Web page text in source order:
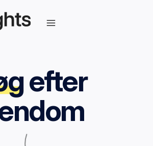
efter